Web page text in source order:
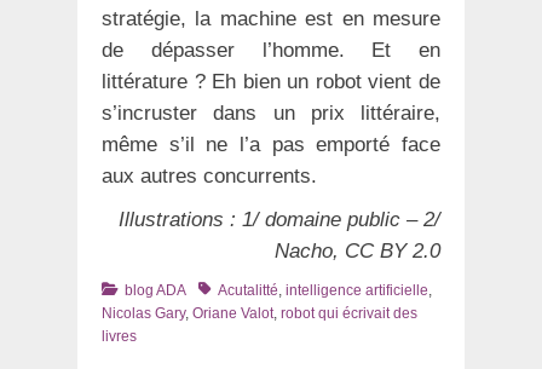
stratégie, la machine est en mesure
de dépasser l’homme. Et en
littérature ? Eh bien un robot vient de
s’incruster dans un prix littéraire,
même s’il ne l’a pas emporté face
aux autres concurrents.
Illustrations : 1/ domaine public – 2/
Nacho, CC BY 2.0
Catégories
blog ADA TagsAcutalitté, intelligence artificielle,
Nicolas Gary, Oriane Valot, robot qui écrivait des
livres